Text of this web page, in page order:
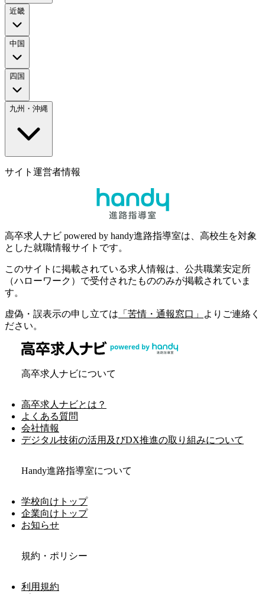
近畿
中国
四国
九州・沖縄
サイト運営者情報
高卒求人ナビ powered by handy進路指導室は、高校生を対象
とした就職情報サイトです。
このサイトに掲載されている求人情報は、公共職業安定所
（ハローワーク）で受付されたもののみが掲載されていま
す。
虚偽・誤表示の申し立ては 「苦情・通報窓口」
よりご連絡く
ださい。
高卒求人ナビについて
高卒求人ナビとは？
よくある質問
会社情報
デジタル技術の活用及びDX推進の取り組みについて
Handy進路指導室について
学校向けトップ
企業向けトップ
お知らせ
規約・ポリシー
利用規約